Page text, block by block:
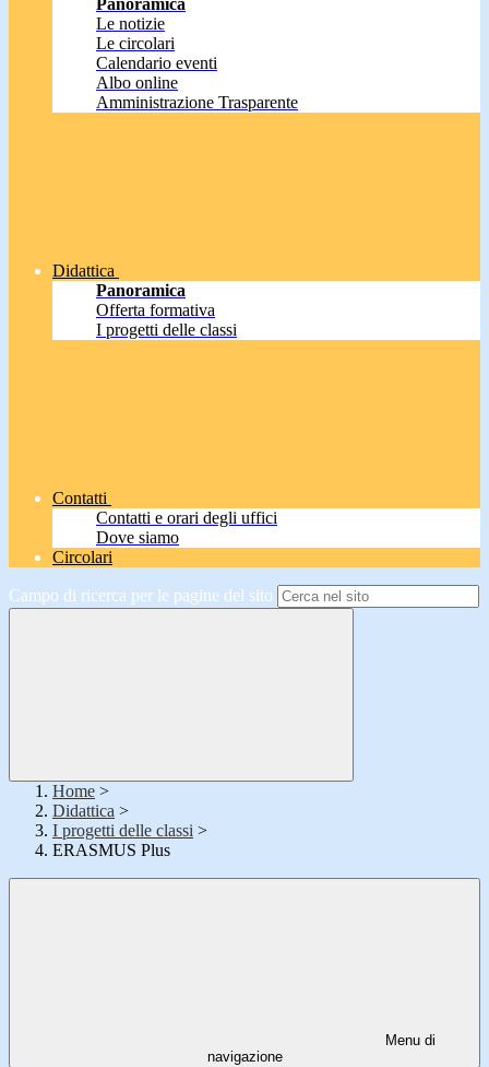
Panoramica
Le notizie
Le circolari
Calendario eventi
Albo online
Amministrazione Trasparente
Didattica
Panoramica
Offerta formativa
I progetti delle classi
Contatti
Contatti e orari degli uffici
Dove siamo
Circolari
Campo di ricerca per le pagine del sito
Home >
Didattica >
I progetti delle classi >
ERASMUS Plus
Menu di
navigazione